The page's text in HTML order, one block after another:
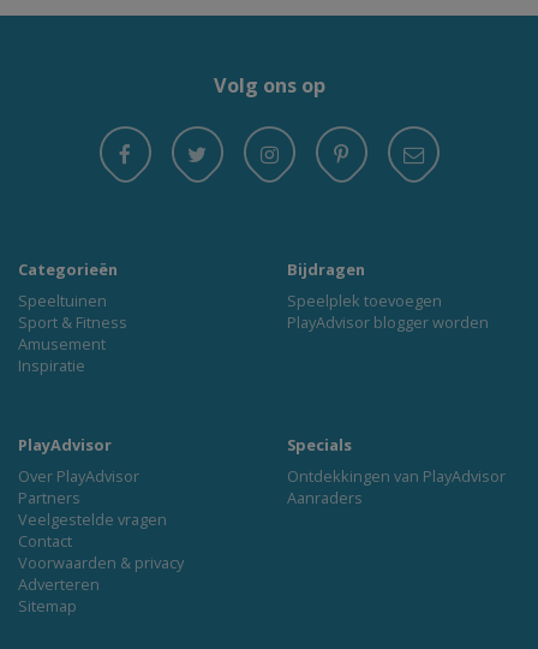
Volg ons op
Categorieën
Speeltuinen
Sport & Fitness
Amusement
Inspiratie
Bijdragen
Speelplek toevoegen
PlayAdvisor blogger worden
PlayAdvisor
Over PlayAdvisor
Partners
Veelgestelde vragen
Contact
Voorwaarden & privacy
Adverteren
Sitemap
Specials
Ontdekkingen van PlayAdvisor
Aanraders